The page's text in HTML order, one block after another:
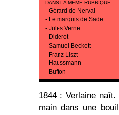
DANS LA MÊME RUBRIQUE :
- Gérard de Nerval
- Le marquis de Sade
- Jules Verne
- Diderot
- Samuel Beckett
- Franz Liszt
- Haussmann
- Buffon
1844 : Verlaine
main dans une